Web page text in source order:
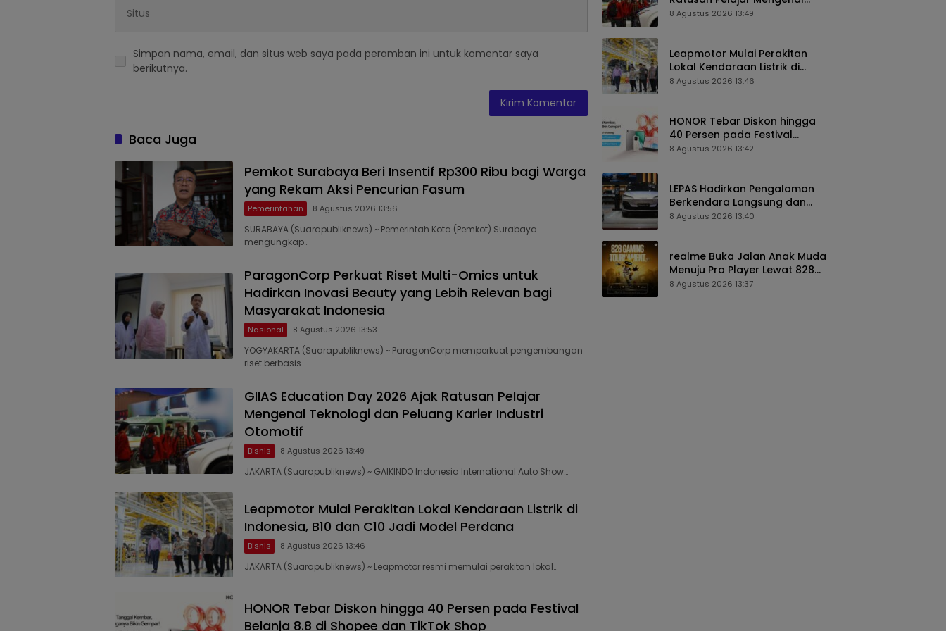
Simpan nama, email, dan situs web saya pada peramban ini untuk komentar saya
berikutnya.
Baca Juga
Pemkot Surabaya Beri Insentif Rp300 Ribu bagi Warga
yang Rekam Aksi Pencurian Fasum
Pemerintahan 8 Agustus 2026 13:56
SURABAYA (Suarapubliknews) ~ Pemerintah Kota (Pemkot) Surabaya
mengungkap…
ParagonCorp Perkuat Riset Multi-Omics untuk
Hadirkan Inovasi Beauty yang Lebih Relevan bagi
Masyarakat Indonesia
Nasional 8 Agustus 2026 13:53
YOGYAKARTA (Suarapubliknews) ~ ParagonCorp memperkuat pengembangan
riset berbasis…
GIIAS Education Day 2026 Ajak Ratusan Pelajar
Mengenal Teknologi dan Peluang Karier Industri
Otomotif
Bisnis 8 Agustus 2026 13:49
JAKARTA (Suarapubliknews) ~ GAIKINDO Indonesia International Auto Show…
Leapmotor Mulai Perakitan Lokal Kendaraan Listrik di
Indonesia, B10 dan C10 Jadi Model Perdana
Bisnis 8 Agustus 2026 13:46
JAKARTA (Suarapubliknews) ~ Leapmotor resmi memulai perakitan lokal…
HONOR Tebar Diskon hingga 40 Persen pada Festival
Belanja 8.8 di Shopee dan TikTok Shop
Teknologi dan Peluang Karier
8 Agustus 2026 13:49
Leapmotor Mulai Perakitan
Lokal Kendaraan Listrik di
Indonesia, B10 dan C10 Jadi
8 Agustus 2026 13:46
HONOR Tebar Diskon hingga
40 Persen pada Festival
Belanja 8.8 di Shopee dan
8 Agustus 2026 13:42
LEPAS Hadirkan Pengalaman
Berkendara Langsung dan
Beragam Program Spesial di
8 Agustus 2026 13:40
realme Buka Jalan Anak Muda
Menuju Pro Player Lewat 828
Gaming Tournament
8 Agustus 2026 13:37